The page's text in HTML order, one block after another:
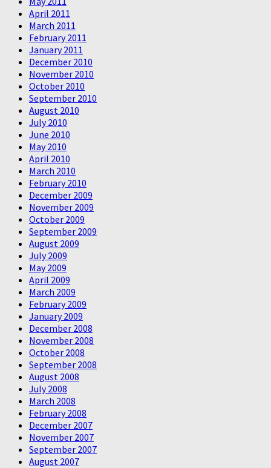
April 2011
March 2011
February 2011
January 2011
December 2010
November 2010
October 2010
September 2010
August 2010
July 2010
June 2010
May 2010
April 2010
March 2010
February 2010
December 2009
November 2009
October 2009
September 2009
August 2009
July 2009
May 2009
April 2009
March 2009
February 2009
January 2009
December 2008
November 2008
October 2008
September 2008
August 2008
July 2008
March 2008
February 2008
December 2007
November 2007
September 2007
August 2007